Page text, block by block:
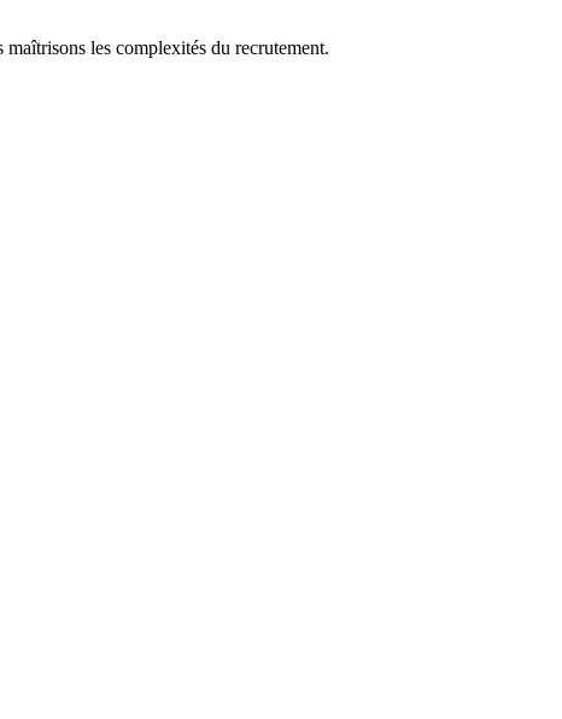
les complexités du recrutement.